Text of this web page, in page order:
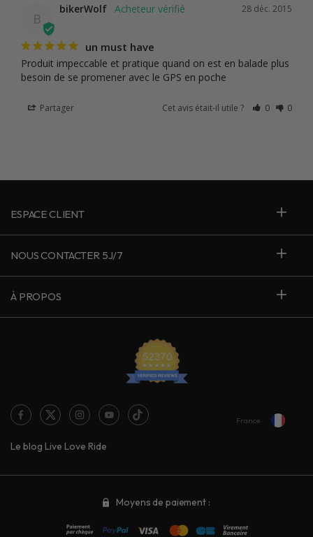
B
28 déc. 2015
bikerWolf
un must have
Produit impeccable et pratique quand on est en balade plus
besoin de se promener avec le GPS en poche
Partager Cet avis était-il utile ? 0 0
ESPACE CLIENT
NOUS CONTACTER 5J/7
À PROPOS
Le blog Live Love Ride
France
Moyens de paiement :